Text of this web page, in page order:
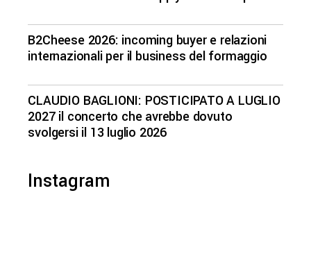
B2Cheese 2026: incoming buyer e relazioni
internazionali per il business del formaggio
CLAUDIO BAGLIONI: POSTICIPATO A LUGLIO
2027 il concerto che avrebbe dovuto
svolgersi il 13 luglio 2026
Instagram